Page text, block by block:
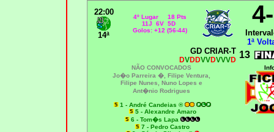
22:00
14ª
4º Lugar 18 Pts
11J 6V 5D
Golos: +12 (56-44)
1ª
GD CRIAR-T
DVDDVVDVVVD 13
NÃO CONVOCADOS
Jo�o Parreira �, Filipe Ventura,
Filipe Nunes, Nuno Lopes e
Ant�nio Rodrigues
1 - André Candeias ®
5 - Alexandre Amaro
6 - Tom�s Lapa
7 - Pedro Castro